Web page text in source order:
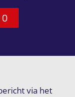
via het